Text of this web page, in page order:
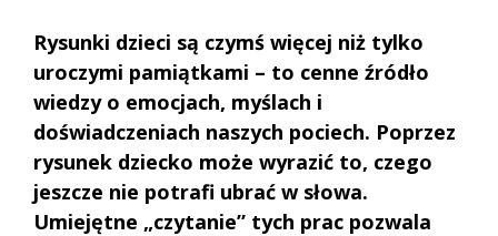
Rysunki dzieci są czymś więcej niż tylko
uroczymi pamiątkami – to cenne źródło
wiedzy o emocjach, myślach i
doświadczeniach naszych pociech. Poprzez
rysunek dziecko może wyrazić to, czego
jeszcze nie potrafi ubrać w słowa.
Umiejętne „czytanie” tych prac pozwala